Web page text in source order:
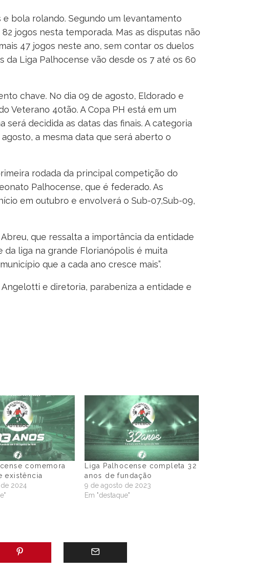
e bola rolando. Segundo um levantamento
jogos nesta temporada. Mas as disputas não
47 jogos neste ano, sem contar os duelos
da Liga Palhocense vão desde os 7 até os 60
chave. No dia 09 de agosto, Eldorado e
Veterano 40tão. A Copa PH está em um
decidida as datas das finais. A categoria
a mesma data que será aberto o
rodada da principal competição do
Palhocense, que é federado. As
em outubro e envolverá o Sub-07,Sub-09,
que ressalta a importância da entidade
da liga na grande Florianópolis é muita
que a cada ano cresce mais”.
e diretoria, parabeniza a entidade e
comemora
existência
2024
Liga Palhocense completa 32
anos de fundação
9 de agosto de 2023
Em "destaque"